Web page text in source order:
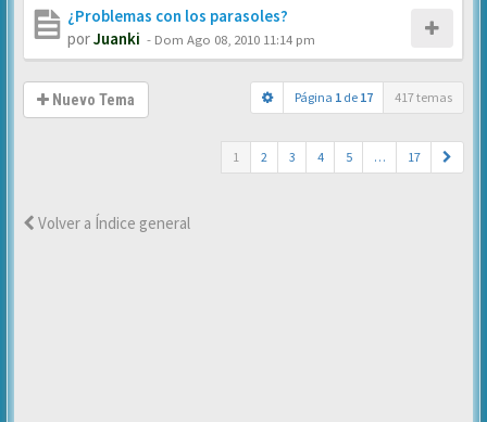
¿Problemas con los parasoles?
porJuanki - Dom Ago 08, 2010 11:14 pm
Nuevo Tema Página 1 de 17 417 temas
1 2 3 4 5 … 17
Volver a Índice general